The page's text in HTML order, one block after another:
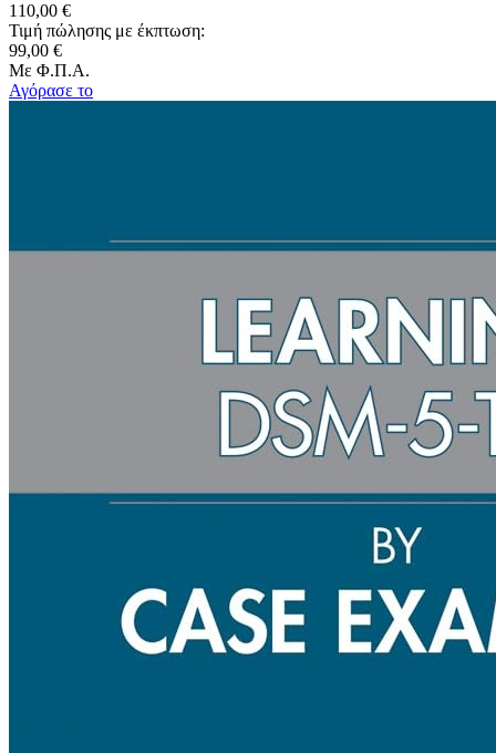
110,00 €
Τιμή πώλησης με έκπτωση:
99,00 €
Με Φ.Π.Α.
Αγόρασε το